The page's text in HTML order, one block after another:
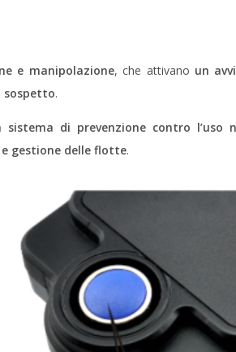
e manipolazione, che attivano un
sospetto.
di prevenzione contro l’uso
gestione delle flotte.